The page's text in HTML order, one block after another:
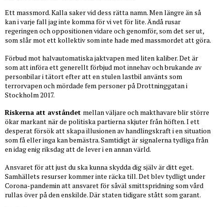
Ett massmord. Kalla saker vid dess rätta namn. Men längre än så
kan i varje fall jag inte komma för vi vet för lite. Ändå rusar
regeringen och oppositionen vidare och genomför, som det ser ut,
som slår mot ett kollektiv som inte hade med massmordet att göra.
Förbud mot halvautomatiska jaktvapen med liten kaliber. Det är
som att införa ett generellt förbjud mot innehav och brukande av
personbilar i tätort efter att en stulen lastbil använts som
terrorvapen och mördade fem personer på Drottninggatan i
Stockholm 2017.
Riskerna att avståndet mellan väljare och makthavare blir större
ökar markant när de politiska partierna skjuter från höften. I ett
desperat försök att skapa illusionen av handlingskraft i en situation
som få eller inga kan bemästra. Samtidigt är signalerna tydliga från
en idag enig riksdag att de lever i en annan värld.
Ansvaret för att just du ska kunna skydda dig själv är ditt eget.
Samhällets resurser kommer inte räcka till. Det blev tydligt under
Corona-pandemin att ansvaret för såväl smittspridning som vård
rullas över på den enskilde. Där staten tidigare stått som garant.